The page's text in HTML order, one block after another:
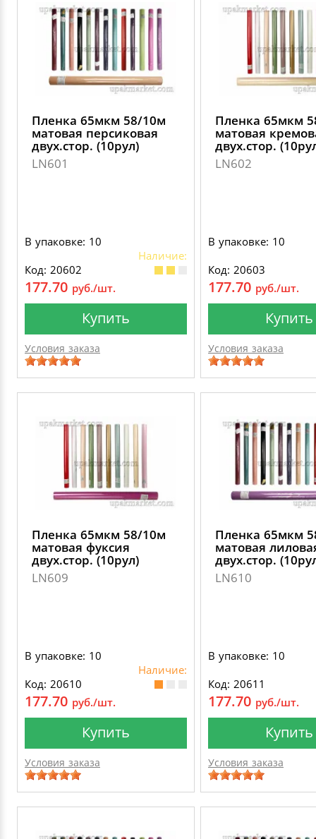
Пленка 65мкм 58/10м
матовая персиковая
двух.стор. (10рул)
LN601
В упаковке: 10
Наличие:
Код: 20602
177.70 руб./шт.
Купить
Условия заказа
Пленка 65мкм
матовая
двух.стор.
LN602
В упаковке: 10
Код: 20603
177.70 руб./шт.
Купить
Условия заказа
Пленка 65мкм 58/10м
матовая фуксия
двух.стор. (10рул)
LN609
В упаковке: 10
Наличие:
Код: 20610
177.70 руб./шт.
Купить
Условия заказа
Пленка 65мкм
матовая
двух.стор.
LN610
В упаковке: 10
Код: 20611
177.70 руб./шт.
Купить
Условия заказа